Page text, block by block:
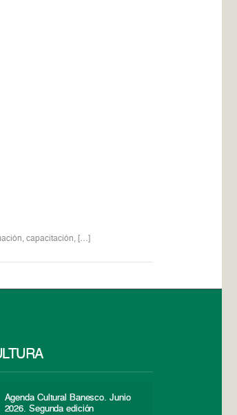
capacitación, […]
Agenda Cultural Banesco. Junio
2026. Segunda edición